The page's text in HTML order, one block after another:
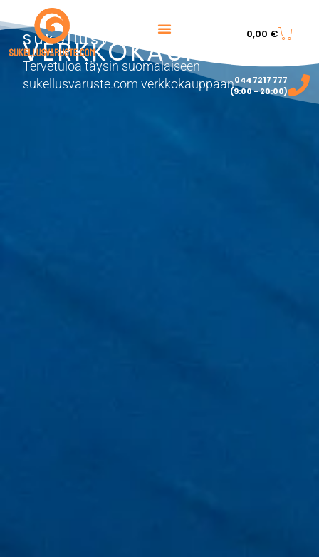
0,00 €
044 7217 777‬
(9:00 - 20:00)
Sukellusvarusteet
VERKKOKAUPPA
Tervetuloa täysin suomalaiseen
sukellusvaruste.com verkkokauppaan.